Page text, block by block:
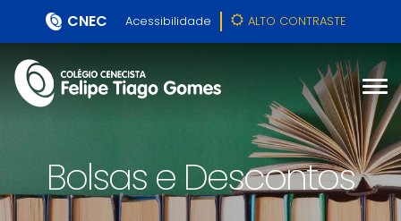
CNEC Acessibilidade ALTO CONTRASTE
Bolsas e Descontos